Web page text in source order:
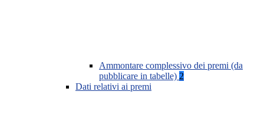
Ammontare complessivo dei premi (da
pubblicare in tabelle) 2
Dati relativi ai premi